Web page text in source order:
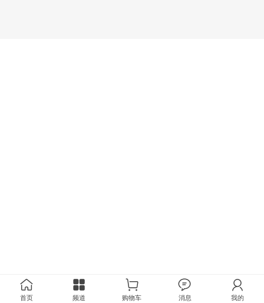
首页 频道 购物车 消息 我的